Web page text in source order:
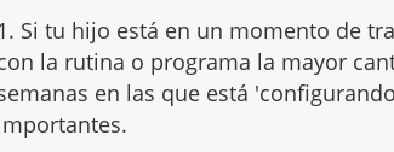
1. Si tu hijo está en un momento de
la rutina o programa la mayor
en las que está